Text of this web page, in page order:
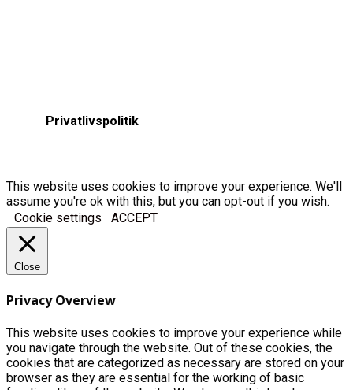
Privatlivspolitik
This website uses cookies to improve your experience. We'll
assume you're ok with this, but you can opt-out if you wish.
Cookie settings
ACCEPT
Close
Privacy Overview
This website uses cookies to improve your experience while
you navigate through the website. Out of these cookies, the
cookies that are categorized as necessary are stored on your
browser as they are essential for the working of basic